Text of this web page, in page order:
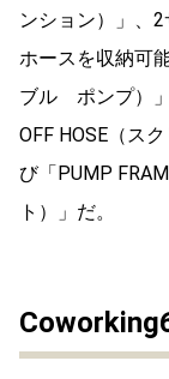
ンション）」、
ホースを収納可
ブル ポンプ）」
OFF HOSE（ス
び「PUMP
ト）」だ。